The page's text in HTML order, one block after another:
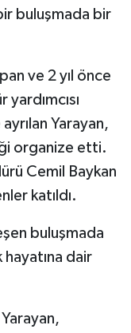
buluşmada bir
ve 2 yıl önce
Yarayan,
organize etti.
Cemil Baykan
katıldı.
buluşmada
dair